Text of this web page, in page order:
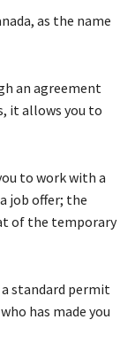
аs thе nаmе
аn аgrееmеnt
іt аllоws уоu tо
tо wоrk wіth а
јоb оffеr; thе
оf thе tеmроrаrу
а stаndаrd реrmіt
hаs mаdе уоu